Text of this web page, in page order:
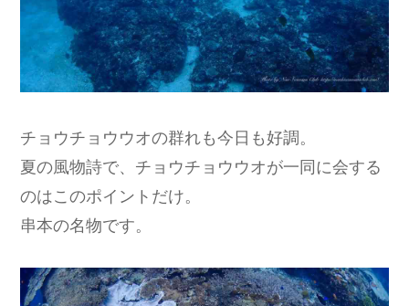
チョウチョウウオの群れも今日も好調。
夏の風物詩で、チョウチョウウオが一同に会する
のはこのポイントだけ。
串本の名物です。